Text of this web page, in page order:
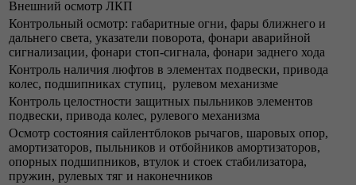
Внешний осмотр ЛКП
Контрольный осмотр: габаритные огни, фары ближнего и
дальнего света, указатели поворота, фонари аварийной
сигнализации, фонари стоп-сигнала, фонари заднего хода
Контроль наличия люфтов в элементах подвески, привода
колес, подшипниках ступиц, рулевом механизме
Контроль целостности защитных пыльников элементов
подвески, привода колес, рулевого механизма
Осмотр состояния сайлентблоков рычагов, шаровых опор,
амортизаторов, пыльников и отбойников амортизаторов,
опорных подшипников, втулок и стоек стабилизатора,
пружин, рулевых тяг и наконечников